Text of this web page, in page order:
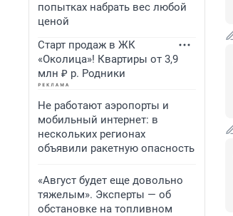
попытках набрать вес любой
ценой
Старт продаж в ЖК
«Околица»! Квартиры от 3,9
млн ₽ р. Родники
Не работают аэропорты и
мобильный интернет: в
нескольких регионах
объявили ракетную опасность
«Август будет еще довольно
тяжелым». Эксперты — об
обстановке на топливном